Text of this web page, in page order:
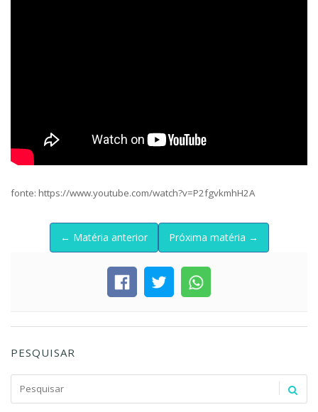
fonte: https://www.youtube.com/watch?v=P2fgvkmhH2A
← Matéria anterior Próxima matéria →
PESQUISAR